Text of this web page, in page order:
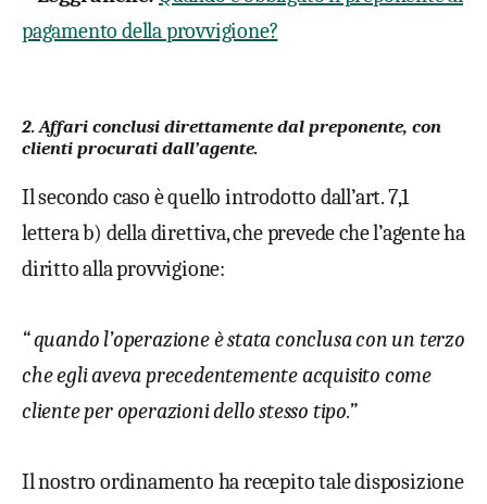
pagamento della provvigione?
2. Affari conclusi direttamente dal preponente, con
clienti procurati dall’agente.
Il secondo caso è quello introdotto dall’art. 7,1
lettera b) della direttiva, che prevede che l’agente ha
diritto alla provvigione:
“quando l’operazione è stata conclusa con un terzo
che egli aveva precedentemente acquisito come
cliente per operazioni dello stesso tipo.”
Il nostro ordinamento ha recepito tale disposizione